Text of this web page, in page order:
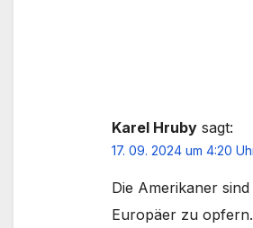
Karel Hruby sagt:
17. 09. 2024 um 4:20
Die Amerikaner
Europäer zu opfern.